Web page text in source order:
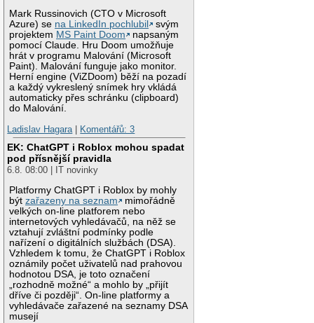
Mark Russinovich (CTO v Microsoft
Azure) se na LinkedIn pochlubil
svým
projektem MS Paint Doom
napsaným
pomocí Claude. Hru Doom umožňuje
hrát v programu Malování (Microsoft
Paint). Malování funguje jako monitor.
Herní engine (ViZDoom) běží na pozadí
a každý vykreslený snímek hry vkládá
automaticky přes schránku (clipboard)
do Malování.
Ladislav Hagara
Komentářů: 3
EK: ChatGPT i Roblox mohou spadat
pod přísnější pravidla
6.8. 08:00 | IT novinky
Platformy ChatGPT i Roblox by mohly
býtzařazeny na seznam
mimořádně
velkých on-line platforem nebo
internetových vyhledávačů, na něž se
vztahují zvláštní podmínky podle
nařízení o digitálních službách (DSA).
Vzhledem k tomu, že ChatGPT i Roblox
oznámily počet uživatelů nad prahovou
hodnotou DSA, je toto označení
„rozhodně možné“ a mohlo by „přijít
dříve či později“. On-line platformy a
vyhledávače zařazené na seznamy DSA
musejí